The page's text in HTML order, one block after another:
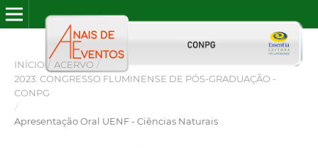
INÍCIO / ACERVO /
2023: CONGRESSO FLUMINENSE DE PÓS-GRADUAÇÃO -
CONPG
/
Apresentação Oral UENF - Ciências Naturais